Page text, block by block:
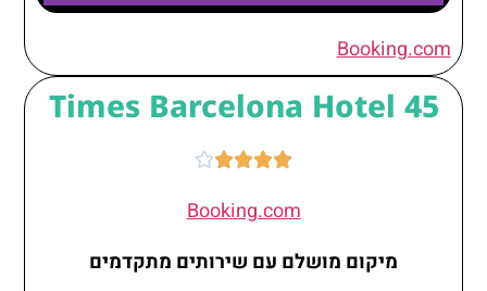
Ohla
Barcelona
Booking.com
45 Times Barcelona Hotel





Booking.com
מיקום מושלם עם שירותים מתקדמים